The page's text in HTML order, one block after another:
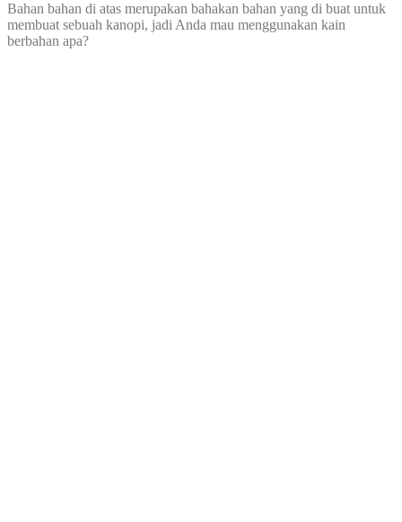
Bahan bahan di atas merupakan bahakan bahan yang di buat untuk
membuat sebuah kanopi, jadi Anda mau menggunakan kain
berbahan apa?